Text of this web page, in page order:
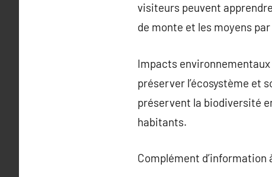
visiteurs peuvent
de monte et les moyens
Impacts
préserver l’écosystème et
préservent la biodiversité
habitants.
Complément d’information